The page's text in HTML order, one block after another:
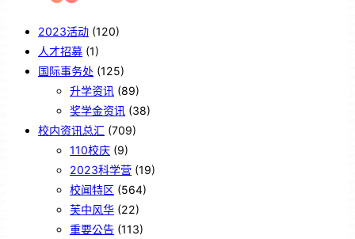
2023活动 (120)
人才招募 (1)
国际事务处 (125)
升学资讯 (89)
奖学金资讯 (38)
校内资讯总汇 (709)
110校庆 (9)
2023科学营 (19)
校闻特区 (564)
芙中风华 (22)
重要公告 (113)